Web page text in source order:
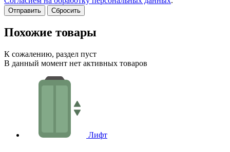
Сбросить
Похожие товары
К сожалению, раздел пуст
В данный момент нет активных товаров
Лифт